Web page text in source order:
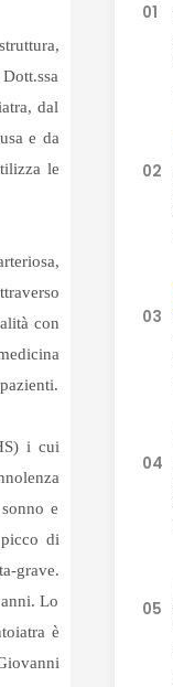
dal
e da
le
con
i cui
e
di
grave.
Lo
è